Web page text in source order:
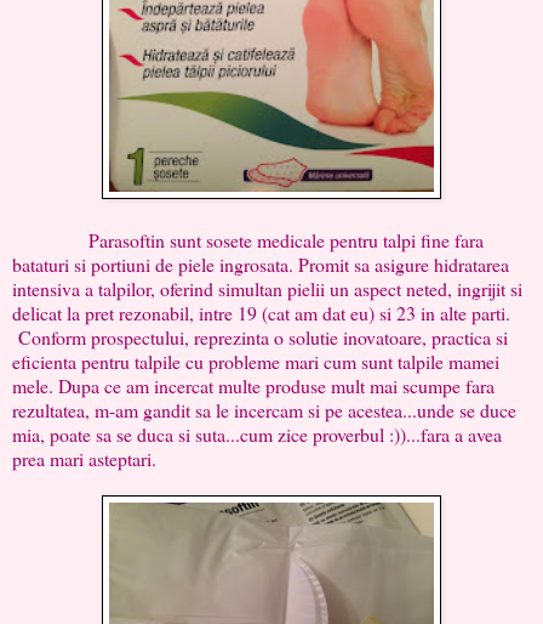
Parasoftin sunt sosete medicale pentru talpi fine fara
bataturi si portiuni de piele ingrosata. Promit sa asigure hidratarea
intensiva a talpilor, oferind simultan pielii un aspect neted, ingrijit si
delicat la pret rezonabil, intre 19 (cat am dat eu) si 23 in alte parti.
Conform prospectului, reprezinta o solutie inovatoare, practica si
eficienta pentru talpile cu probleme mari cum sunt talpile mamei
mele. Dupa ce am incercat multe produse mult mai scumpe fara
rezultatea, m-am gandit sa le incercam si pe acestea...unde se duce
mia, poate sa se duca si suta...cum zice proverbul :))...fara a avea
prea mari asteptari.